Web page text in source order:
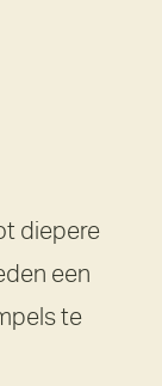
diepere
een
te